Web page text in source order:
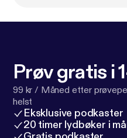
Prøv gratis i
99 kr / Måned etter
helst
Eksklusive podkaster
20 timer lydbøker i